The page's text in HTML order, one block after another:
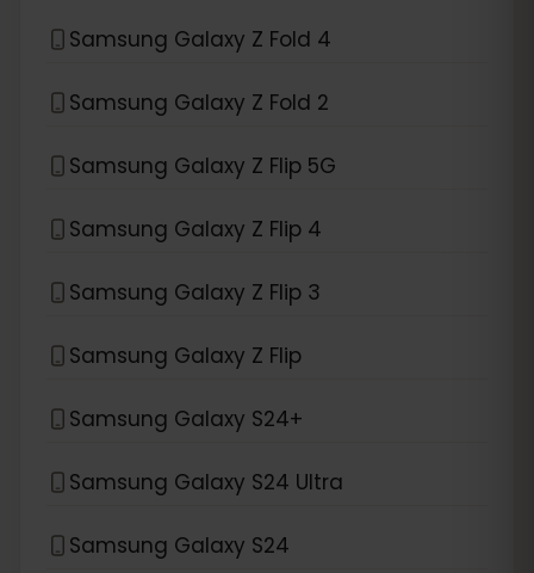
Samsung Galaxy Z Fold 4
Samsung Galaxy Z Fold 2
Samsung Galaxy Z Flip 5G
Samsung Galaxy Z Flip 4
Samsung Galaxy Z Flip 3
Samsung Galaxy Z Flip
Samsung Galaxy S24+
Samsung Galaxy S24 Ultra
Samsung Galaxy S24